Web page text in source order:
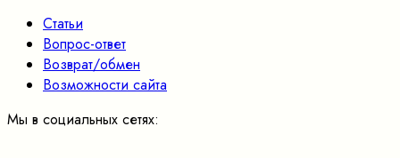
Статьи
Вопрос-ответ
Возврат/обмен
Возможности сайта
Мы в социальных сетях: